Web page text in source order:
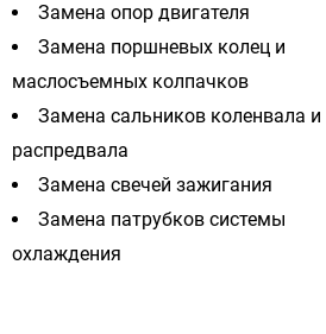
Замена опор двигателя
Замена поршневых колец и
маслосъемных колпачков
Замена сальников коленвала и
распредвала
Замена свечей зажигания
Замена патрубков системы
охлаждения